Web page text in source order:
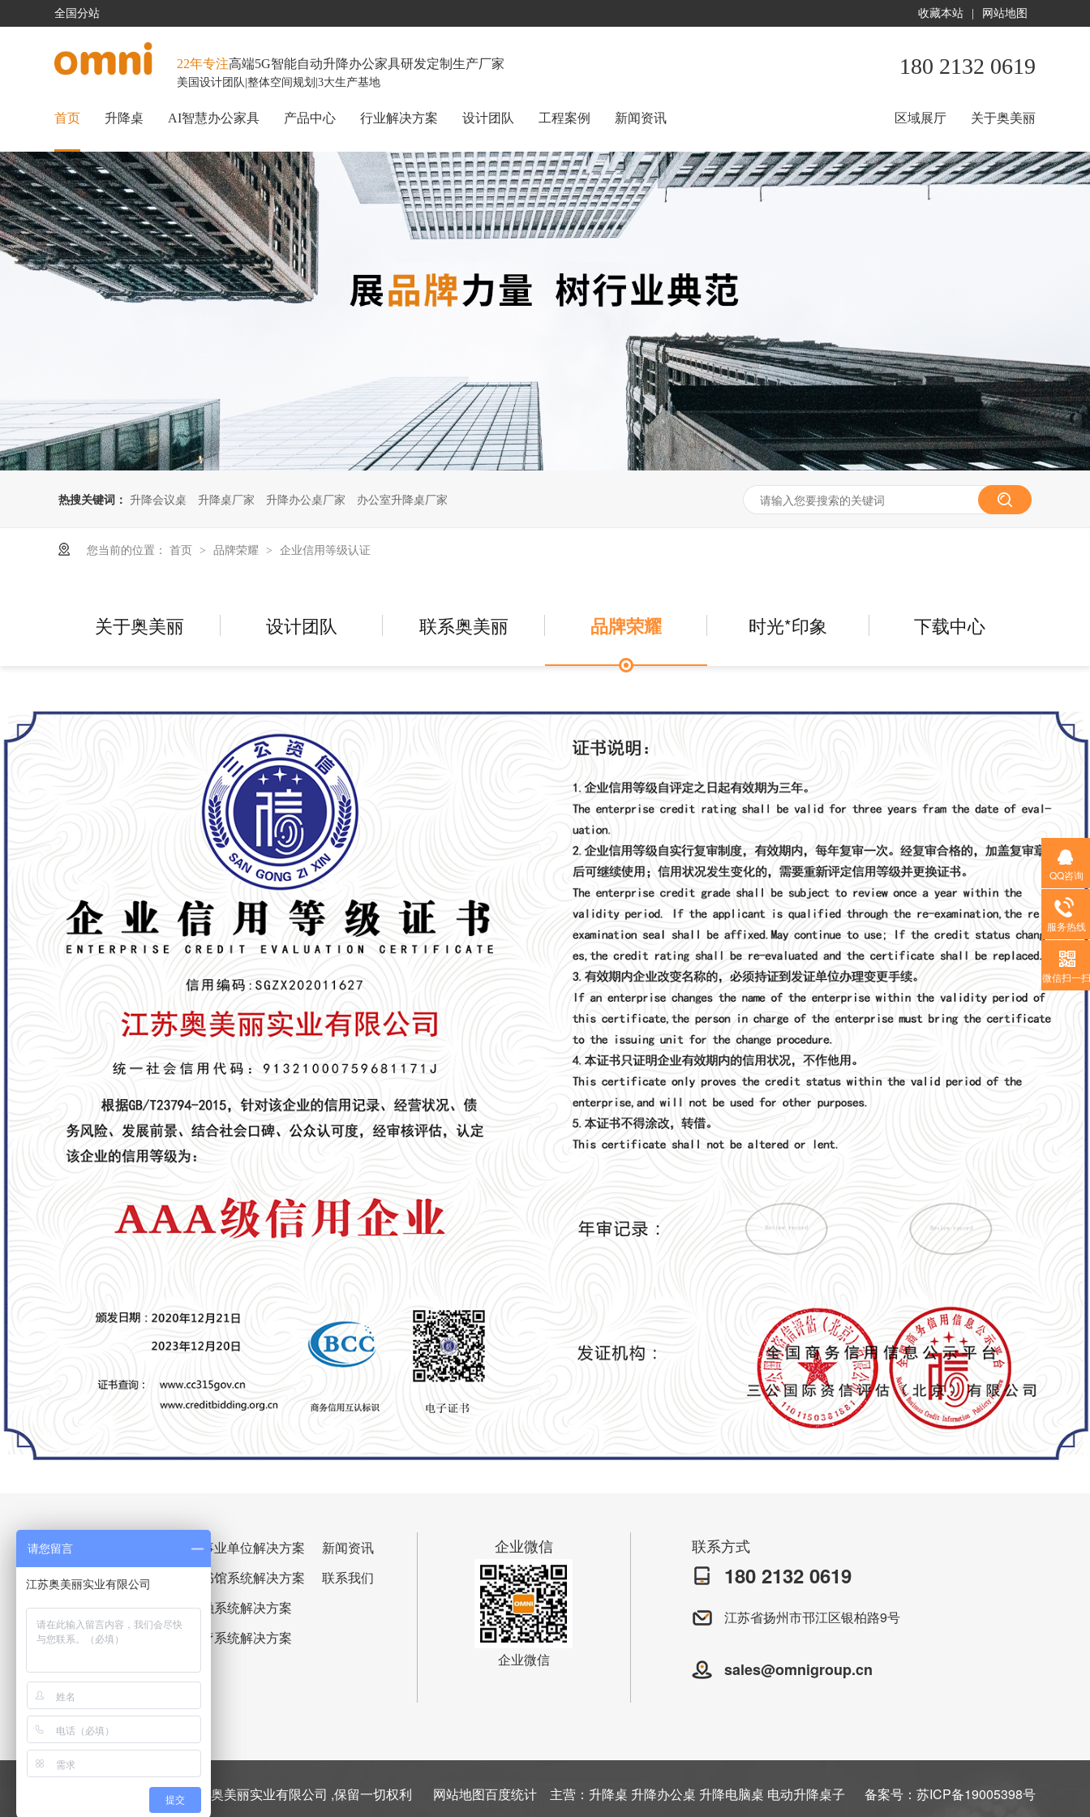
收藏本站 网站地图
全国分站
180 2132 0619
22年专注高端5G智能自动升降办公家具研发定制生产厂家
美国设计团队 |整体空间规划 |3大生产基地
首页 升降桌 AI智慧办公家具 产品中心 行业解决方案 设计团队 工程案例 新闻资讯 关于奥美丽
区域展厅
热搜关键词： 升降会议桌 升降桌厂家 升降办公桌厂家 办公室升降桌厂家
您当前的位置： 首页 > 品牌荣耀 > 企业信用等级认证
关于奥美丽 设计团队 联系奥美丽 品牌荣耀 时光*印象 下载中心
政府/公共实业解决方案
康养系统解决方案
教育系统解决方案
星级酒店解决方案
企事业单位解决方案
图书馆系统解决方案
金融系统解决方案
医疗系统解决方案
新闻资讯
联系我们
企业微信
企业微信
联系方式
180 2132 0619
江苏省扬州市邗江区银柏路9号
sales@omnigroup.cn
网站地图百度统计 主营：升降桌 升降办公桌 升降电脑桌 电动升降桌子 备案号： 苏ICP备19005398号
版权所有 © 2019-2039江苏奥美丽实业有限公司 ,保留一切权利
QQ咨询
服务热线
微信扫一扫
请您留言
江苏奥美丽实业有限公司
提交